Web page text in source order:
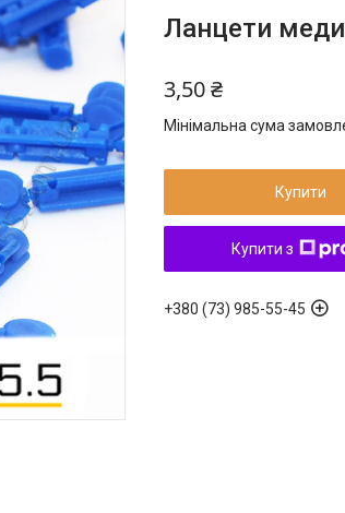
Ланцети
3,50 ₴
Мінімальна сума
Купити
Купити з
+380 (73) 985-55-45